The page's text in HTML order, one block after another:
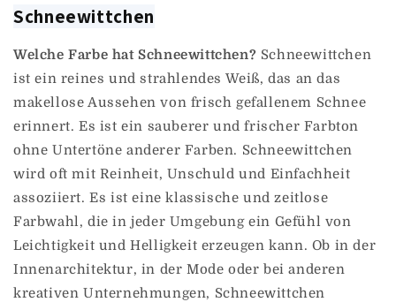
Schneewittchen
Welche Farbe hat Schneewittchen? Schneewittchen
ist ein reines und strahlendes Weiß, das an das
makellose Aussehen von frisch gefallenem Schnee
erinnert. Es ist ein sauberer und frischer Farbton
ohne Untertöne anderer Farben. Schneewittchen
wird oft mit Reinheit, Unschuld und Einfachheit
assoziiert. Es ist eine klassische und zeitlose
Farbwahl, die in jeder Umgebung ein Gefühl von
Leichtigkeit und Helligkeit erzeugen kann. Ob in der
Innenarchitektur, in der Mode oder bei anderen
kreativen Unternehmungen, Schneewittchen